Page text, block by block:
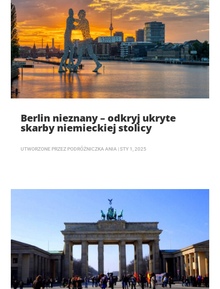
Berlin nieznany – odkryj ukryte
skarby niemieckiej stolicy
UTWORZONE PRZEZ PODRÓŻNICZKA ANIA |STY 1, 2025